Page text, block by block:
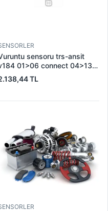
sensoru trs-ansit
01>06 connect 04>13
max 12> c-max 06>14
iii 11> monde iv 07>14
cabrio (x152) 12> xf
(l322) 5.0 4×4 09>12 range
rover velar (l560) 3.0 p380
scv6 4×4 17> 1n1a 12a699
aa 1132002
TL